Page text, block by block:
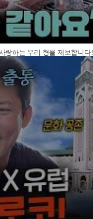
랑하는 우리 형을 제보합니다!